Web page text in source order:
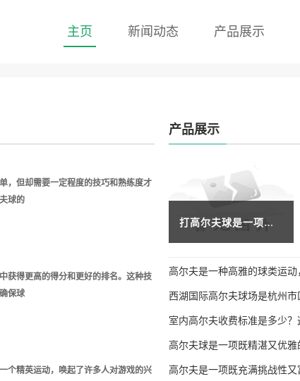
主页 新闻动态 产品展示
，但却需要一定程度的技巧和熟练度才
球的
获得更高的得分和更好的排名。这种技
保球
个精英运动，唤起了许多人对游戏的兴
产品展示
打高尔夫球是一项优雅而刺激的运动，已经成为许多人娱乐、锻炼和社交的活动选择。想要享受这项运动，有必要了解打高尔夫球一次需要多少钱。在本文中，我们将探讨这个问题及其